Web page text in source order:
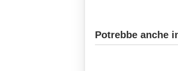
Potrebbe anche